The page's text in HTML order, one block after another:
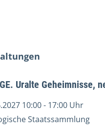
Uralte Geheimnisse,
10:00- 17:00 Uhr
Staatssammlung